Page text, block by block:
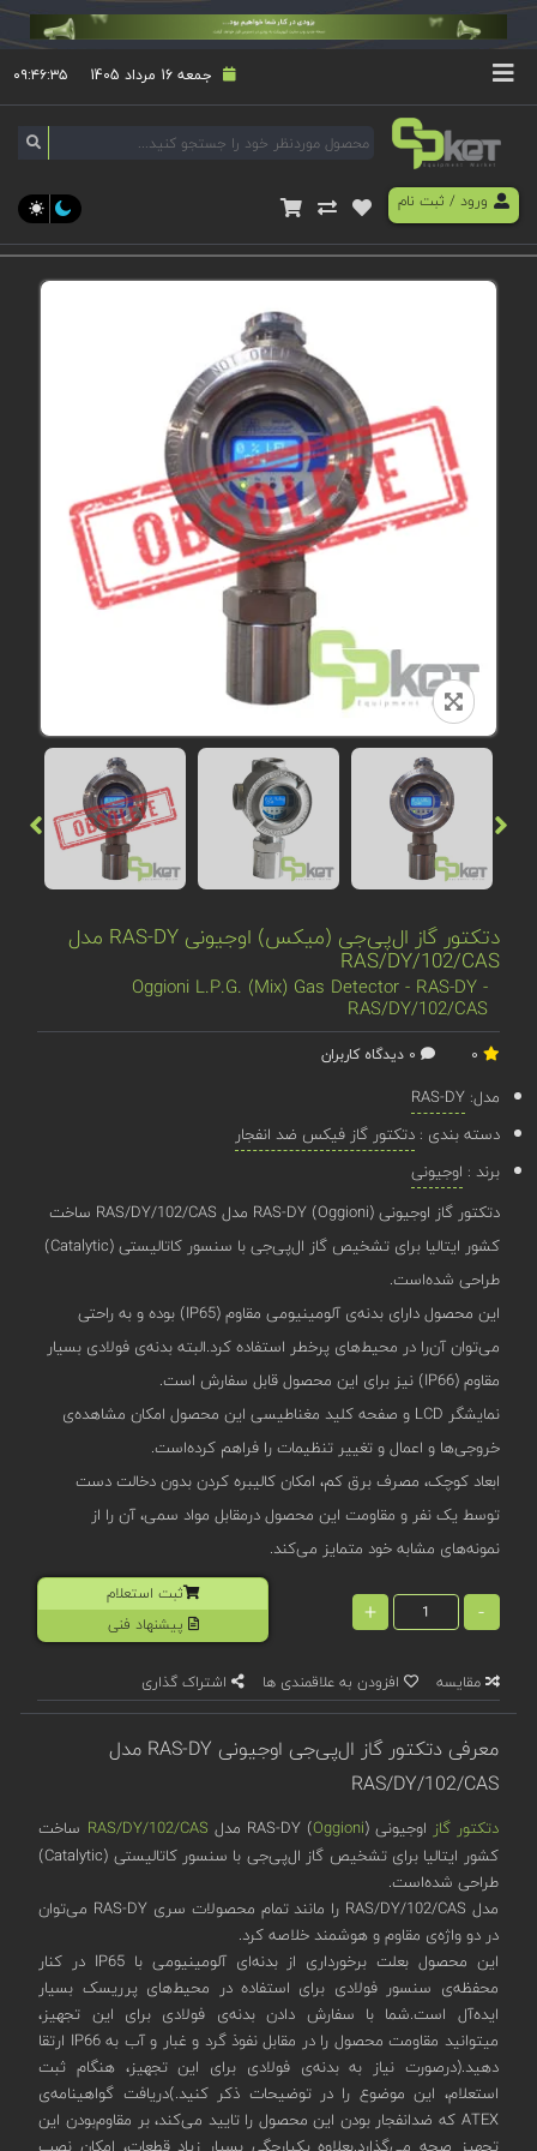
جمعه 16 مرداد 1405 ۰۹:۴۶:۳۵
ورود/ ثبت نام
دتکتور گاز ال‌پی‌جی (میکس) اوجیونی RAS-DY مدل
RAS/DY/102/CAS
Oggioni L.P.G. (Mix) Gas Detector - RAS-DY -
RAS/DY/102/CAS
مدل:RAS-DY
دسته بندی :دتکتور گاز فیکس ضد انفجار
برند : اوجیونی
دتکتور گاز اوجیونی (Oggioni) RAS-DY مدل RAS/DY/102/CAS ساخت
کشور ایتالیا برای تشخیص گاز ال‌پی‌جی با سنسور کاتالیستی (Catalytic)
طراحی شده‌است.
این محصول دارای بدنه‌‌ی آلومینیومی مقاوم (IP65) بوده و به راحتی
می‌توان آن‌را در محیط‌های پرخطر استفاده کرد.البته بدنه‌ی فولادی بسیار
مقاوم (IP66) نیز برای این محصول قابل سفارش است.
نمایشگر LCD و صفحه کلید مغناطیسی این محصول امکان مشاهده‌ی
خروجی‌ها و اعمال و تغییر تنظیمات را فراهم کرده‌است.
ابعاد کوچک، مصرف برق کم، امکان کالیبره کردن بدون دخالت دست
توسط یک نفر و مقاومت این محصول درمقابل مواد سمی، آن را از
نمونه‌های مشابه خود متمایز می‌کند.
-
+
ثبت استعلام
پیشنهاد فنی
مقایسه افزودن به علاقمندی ها اشتراک گذاری
معرفی دتکتور گاز ال‌پی‌جی اوجیونی RAS-DY مدل
RAS/DY/102/CAS
دتکتور گاز اوجیونی (Oggioni) RAS-DY مدل RAS/DY/102/CAS ساخت
کشور ایتالیا برای تشخیص گاز ال‌پی‌جی با سنسور کاتالیستی (Catalytic)
طراحی شده‌است.
مدل RAS/DY/102/CAS را مانند تمام محصولات سری RAS-DY می‌توان
در دو واژه‌ی مقاوم و هوشمند خلاصه کرد.
این محصول بعلت برخورداری از بدنه‌ای آلومینیومی با IP65 در کنار
محفظه‌ی سنسور فولادی برای استفاده در محیط‌های پرریسک بسیار
ایده‌آل است.شما با سفارش دادن بدنه‌ی فولادی برای این تجهیز،
میتوانید مقاومت محصول را در مقابل نفوذ گرد و غبار و آب به IP66 ارتقا
دهید.(درصورت نیاز به بدنه‌ی فولادی برای این تجهیز، هنگام ثبت
استعلام، این موضوع را در توضیحات ذکر کنید.)دریافت گواهینامه‌‌ی
ATEX که ضدانفجار بودن این محصول را تایید می‌کند، بر مقاوم‌بودن این